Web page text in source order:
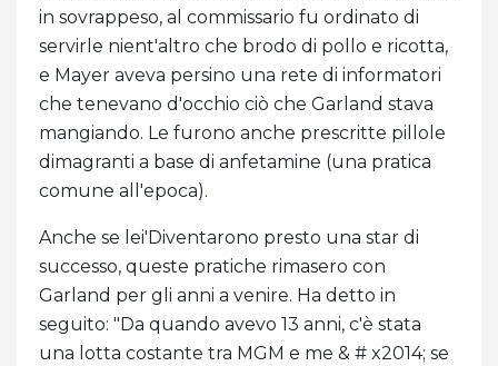
in sovrappeso, al commissario fu ordinato di
servirle nient'altro che brodo di pollo e ricotta,
e Mayer aveva persino una rete di informatori
che tenevano d'occhio ciò che Garland stava
mangiando. Le furono anche prescritte pillole
dimagranti a base di anfetamine (una pratica
comune all'epoca).
Anche se lei'Diventarono presto una star di
successo, queste pratiche rimasero con
Garland per gli anni a venire. Ha detto in
seguito: "Da quando avevo 13 anni, c'è stata
una lotta costante tra MGM e me & # x2014; se